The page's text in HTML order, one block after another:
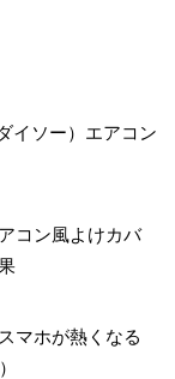
イソー）エアコン
コン風よけカバ
マホが熱くなる